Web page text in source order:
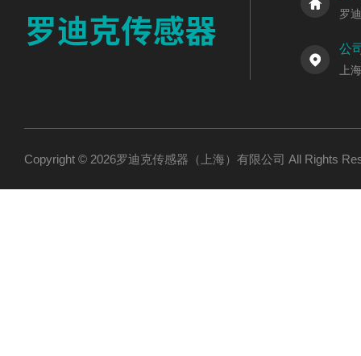
罗
公
上
Copyright © 2026罗迪克传感器（上海）有限公司 All Rights